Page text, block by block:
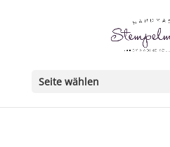
Seite wählen